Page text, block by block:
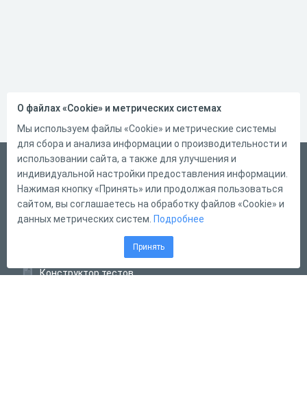
Русский
Справка
Форма обратной связи
Конструктор тестов
О файлах «Cookie» и метрических системах
Мы используем файлы «Cookie» и метрические системы
для сбора и анализа информации о производительности и
использовании сайта, а также для улучшения и
индивидуальной настройки предоставления информации.
Нажимая кнопку «Принять» или продолжая пользоваться
сайтом, вы соглашаетесь на обработку файлов «Cookie» и
данных метрических систем. Подробнее
Принять